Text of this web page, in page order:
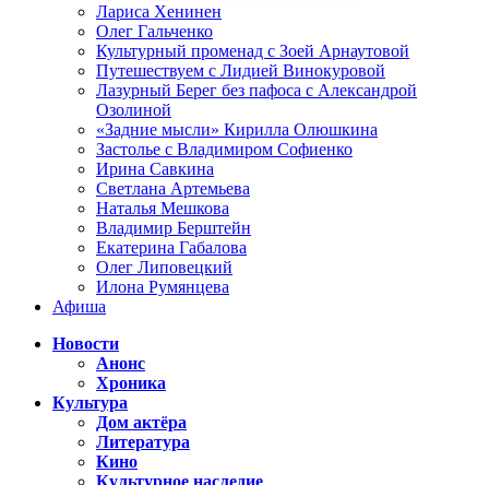
Лариса Хенинен
Олег Гальченко
Культурный променад с Зоей Арнаутовой
Путешествуем с Лидией Винокуровой
Лазурный Берег без пафоса с Александрой
Озолиной
«Задние мысли» Кирилла Олюшкина
Застолье с Владимиром Софиенко
Ирина Савкина
Светлана Артемьева
Наталья Мешкова
Владимир Берштейн
Екатерина Габалова
Олег Липовецкий
Илона Румянцева
Афиша
Новости
Анонс
Хроника
Культура
Дом актёра
Литература
Кино